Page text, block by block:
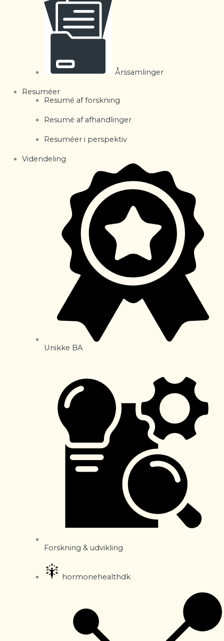
Årssamlinger
Resuméer
Resumé af forskning
Resumé af afhandlinger
Resuméer i perspektiv
Videndeling
Unikke BA
Forskning & udvikling
hormonehealthdk